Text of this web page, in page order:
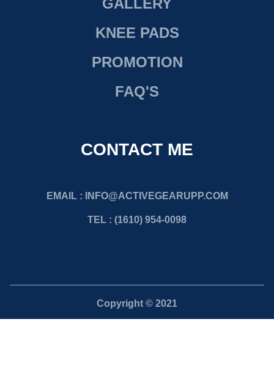
GALLERY
KNEE PADS
PROMOTION
FAQ'S
CONTACT ME
EMAIL : INFO@ACTIVEGEARUPP.COM
TEL : (1610) 954-0098
Copyright © 2021